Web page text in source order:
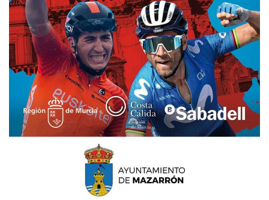
Galerías
Contacto
Empresas